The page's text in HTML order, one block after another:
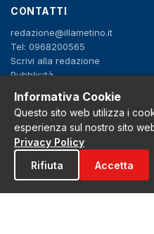
CONTATTI
redazione@illametino.it
Tel: 0968200565
Scrivi alla redazione
Pubblicità
SEGUICI
f X IG
Privacy Policy
Informativa Cookie
Questo sito web utilizza i
esperienza sul nostro sito
Privacy Policy
Rifiuta
Accetta